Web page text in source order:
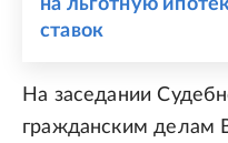
на льготную
ставок
На заседании
гражданским делам